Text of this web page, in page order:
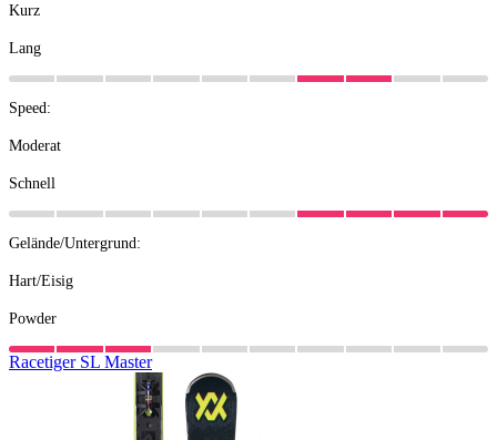
Kurz
Lang
Speed:
Moderat
Schnell
Gelände/Untergrund:
Hart/Eisig
Powder
RacetigerSL Master